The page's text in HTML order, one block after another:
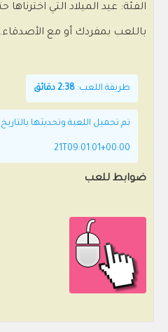
الفئة: عيد الميلاد التي
باللعب بمفردك أو مع الأصدقاء.
طريقة اللعب: 2:38 دقائق
21T09:01:01+00:00
ضوابط للعب